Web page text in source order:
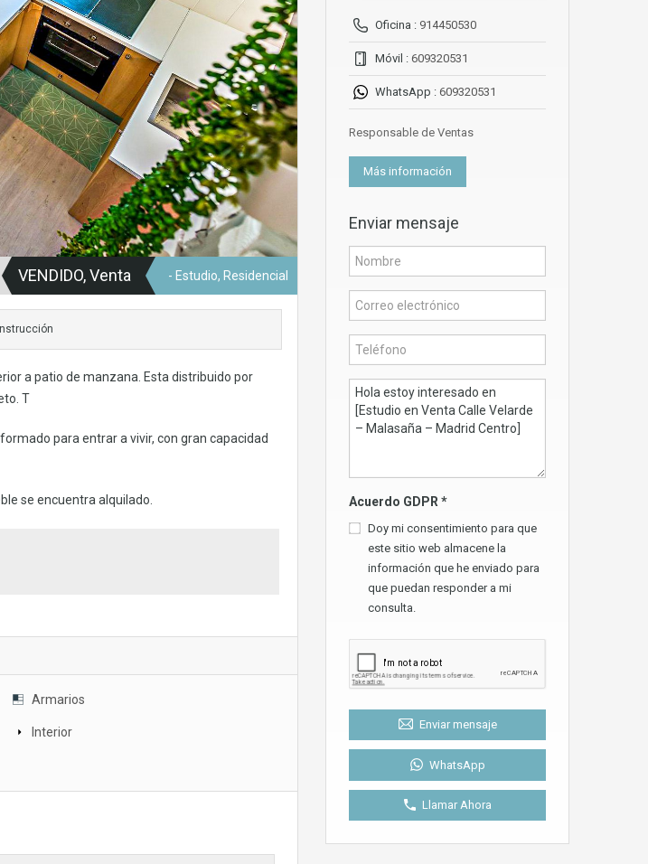
VENDIDO, Venta - Estudio, Residencial
a patio de manzana. Esta distribuido por
T
para entrar a vivir, con gran capacidad
se encuentra alquilado.
Armarios
Interior
Oficina : 914450530
Móvil : 609320531
WhatsApp : 609320531
Responsable de Ventas
Más información
Enviar mensaje
Acuerdo GDPR *
Doy mi consentimiento para que
este sitio web almacene la
información que he enviado para
que puedan responder a mi
consulta.
Enviar mensaje
WhatsApp
Llamar Ahora